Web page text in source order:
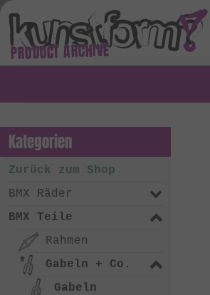
PRODUCT ARCHIVE
Kategorien
Zurück zum Shop
BMX Räder
BMX Teile
Rahmen
Gabeln + Co.
Gabeln